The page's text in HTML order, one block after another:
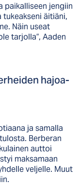
paikalliseen jengiin
äitiäni,
Näin useat
tarjolla”, Aaden
ha­joa­
ja samalla
Berberan
auttoi
maksamaan
veljelle. Muut